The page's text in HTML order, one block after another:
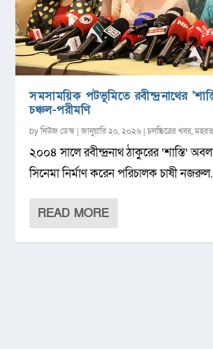
সমসাময়িক পটভূমিতে রবীন্দ্রনাথের
চঞ্চল-পরীমণি
byনিউজ ডেস্ক |জানুয়ারি ২০, ২০২৬ |চলচ্চিত্রের খবর,মহরত
২০০৪ সালে রবীন্দ্রনাথ ঠাকুরের ‘শাস্তি’
সিনেমা নির্মাণ করেন পরিচালক চাষী
READ MORE